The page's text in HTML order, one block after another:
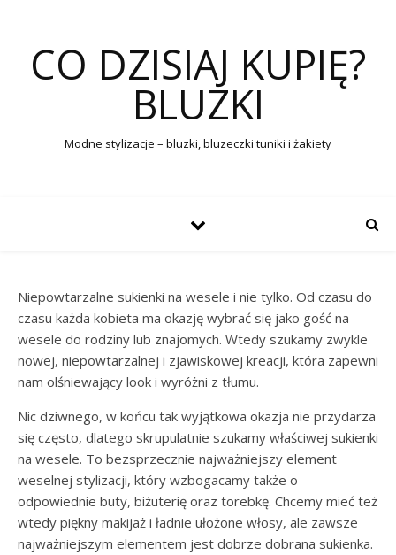
CO DZISIAJ KUPIĘ?
BLUZKI
Modne stylizacje – bluzki, bluzeczki tuniki i żakiety
Niepowtarzalne sukienki na wesele i nie tylko. Od czasu do
czasu każda kobieta ma okazję wybrać się jako gość na
wesele do rodziny lub znajomych. Wtedy szukamy zwykle
nowej, niepowtarzalnej i zjawiskowej kreacji, która zapewni
nam olśniewający look i wyróżni z tłumu.
Nic dziwnego, w końcu tak wyjątkowa okazja nie przydarza
się często, dlatego skrupulatnie szukamy właściwej sukienki
na wesele. To bezsprzecznie najważniejszy element
weselnej stylizacji, który wzbogacamy także o
odpowiednie buty, biżuterię oraz torebkę. Chcemy mieć też
wtedy piękny makijaż i ładnie ułożone włosy, ale zawsze
najważniejszym elementem jest dobrze dobrana sukienka.